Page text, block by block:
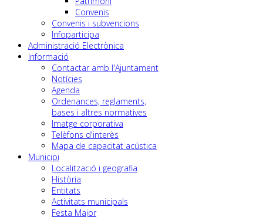
Convenis
Convenis i subvencions
Infoparticipa
Administració Electrònica
Informació
Contactar amb l'Ajuntament
Notícies
Agenda
Ordenances, reglaments,
bases i altres normatives
Imatge corporativa
Telèfons d'interès
Mapa de capacitat acústica
Municipi
Localització i geografia
Història
Entitats
Activitats municipals
Festa Major